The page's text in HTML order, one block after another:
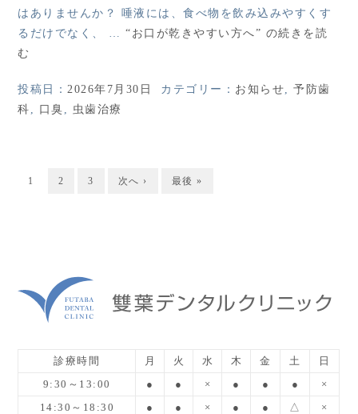
はありませんか？ 唾液には、食べ物を飲み込みやすくす
るだけでなく、 …“お口が乾きやすい方へ” の続きを読
む
投稿日： 2026年7月30日 カテゴリー： お知らせ ,予防歯
科
口臭 虫歯治療
1 2 3 次へ › 最後 »
診療時間 月 火 水 木 金 土
日
9:30～13:00
● ● × ● ● ●
×
14:30～18:30
● ● × ● ● △ ×